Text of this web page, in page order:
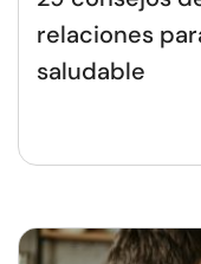
relaciones
saludable